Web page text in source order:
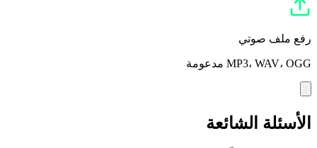
رفع ملف صوتي
MP3، WAV، OGG مدعومة
الأسئلة الشائعة